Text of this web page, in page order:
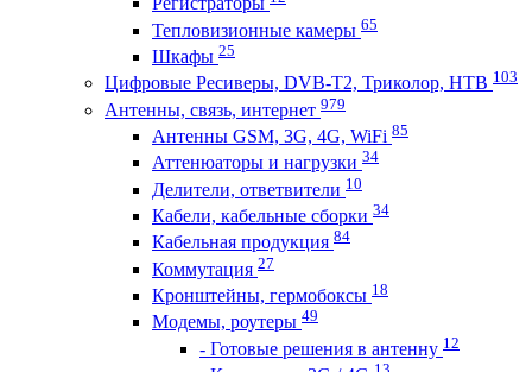
Тепловизионные камеры 65
Шкафы 25
Цифровые Ресиверы, DVB-T2, Триколор, НТВ 103
Антенны, связь, интернет 979
Антенны GSM, 3G, 4G, WiFi 85
Аттенюаторы и нагрузки 34
Делители, ответвители 10
Кабели, кабельные сборки 34
Кабельная продукция 84
Коммутация 27
Кронштейны, гермобоксы 18
Модемы, роутеры 49
- Готовые решения в антенну 12